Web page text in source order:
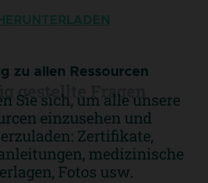
HERUNTERLADEN
gestellte Fragen
Zur FAQ gehen
zu allen Ressourcen
Sie sich, um alle unsere
einzusehen und
Zertifikate,
medizinische
Fotos usw.